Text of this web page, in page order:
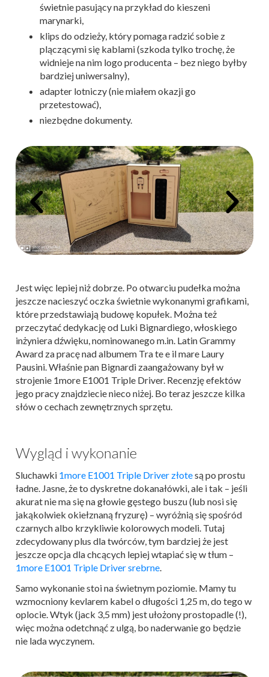
świetnie pasujący na przykład do kieszeni
marynarki,
klips do odzieży, który pomaga radzić sobie z
plączącymi się kablami (szkoda tylko trochę, że
widnieje na nim logo producenta – bez niego byłby
bardziej uniwersalny),
adapter lotniczy (nie miałem okazji go
przetestować),
niezbędne dokumenty.
Jest więc lepiej niż dobrze. Po otwarciu pudełka można
jeszcze nacieszyć oczka świetnie wykonanymi grafikami,
które przedstawiają budowę kopułek. Można też
przeczytać dedykację od Luki Bignardiego, włoskiego
inżyniera dźwięku, nominowanego m.in. Latin Grammy
Award za pracę nad albumem Tra te e il mare Laury
Pausini. Właśnie pan Bignardi zaangażowany był w
strojenie 1more E1001 Triple Driver. Recenzję efektów
jego pracy znajdziecie nieco niżej. Bo teraz jeszcze kilka
słów o cechach zewnętrznych sprzętu.
Wygląd i wykonanie
Sluchawki 1more E1001 Triple Driver złotesą po prostu
ładne. Jasne, że to dyskretne dokanałówki, ale i tak – jeśli
akurat nie ma się na głowie gęstego buszu (lub nosi się
jakąkolwiek okiełznaną fryzurę) – wyróżnią się spośród
czarnych albo krzykliwie kolorowych modeli. Tutaj
zdecydowany plus dla twórców, tym bardziej że jest
jeszcze opcja dla chcących lepiej wtapiać się w tłum –
1more E1001 Triple Driver srebrne
Samo wykonanie stoi na świetnym poziomie. Mamy tu
wzmocniony kevlarem kabel o długości 1,25 m, do tego w
oplocie. Wtyk (jack 3,5 mm) jest ułożony prostopadle (!),
więc można odetchnąć z ulgą, bo naderwanie go będzie
nie lada wyczynem.